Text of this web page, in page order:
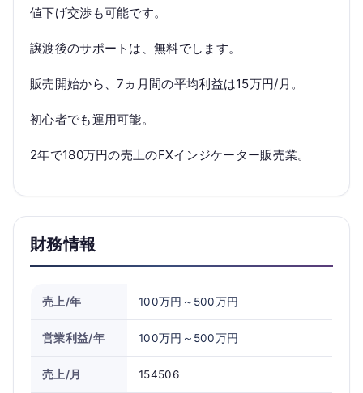
値下げ交渉も可能です。
譲渡後のサポートは、無料でします。
販売開始から、7ヵ月間の平均利益は15万円/月。
初心者でも運用可能。
2年で180万円の売上のFXインジケーター販売業。
財務情報
売上/年 100万円～500万円
営業利益/年 100万円～500万円
売上/月 154506